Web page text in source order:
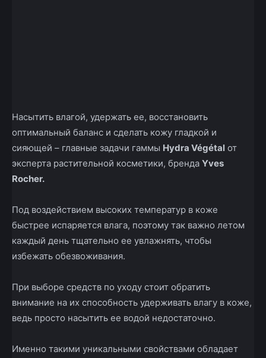
Насытить влагой, удержать ее, восстановить
оптимальный баланс и сделать кожу гладкой и
сияющей – главные задачи гаммы Hydra Végétal от
эксперта растительной косметики, бренда Yves
Rocher.
Под воздействием высоких температур в коже
быстрее испаряется влага, поэтому так важно летом
каждый день тщательно ее увлажнять, чтобы
избежать обезвоживания.
При выборе средств по уходу стоит обратить
внимание на их способность удерживать влагу в коже,
ведь просто насытить ее водой недостаточно.
Именно такими уникальными свойствами обладает